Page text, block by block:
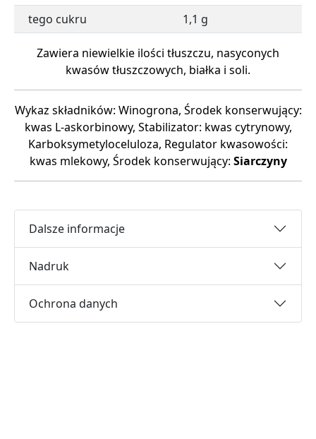
tego cukru
1,1 g
Zawiera niewielkie ilości tłuszczu, nasyconych
kwasów tłuszczowych, białka i soli.
Wykaz składników: Winogrona, Środek konserwujący:
kwas L-askorbinowy, Stabilizator: kwas cytrynowy,
Karboksymetyloceluloza, Regulator kwasowości:
kwas mlekowy, Środek konserwujący: Siarczyny
Dalsze informacje
Nadruk
Ochrona danych